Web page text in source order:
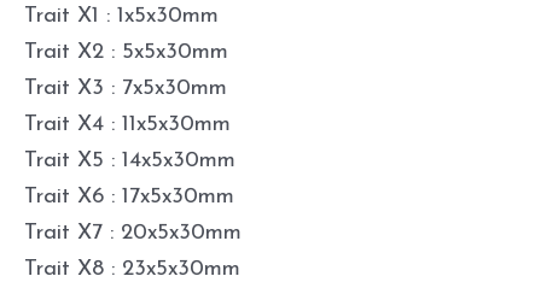
Trait X1 : 1x5x30mm
Trait X2 : 5x5x30mm
Trait X3 : 7x5x30mm
Trait X4 : 11x5x30mm
Trait X5 : 14x5x30mm
Trait X6 : 17x5x30mm
Trait X7 : 20x5x30mm
Trait X8 : 23x5x30mm